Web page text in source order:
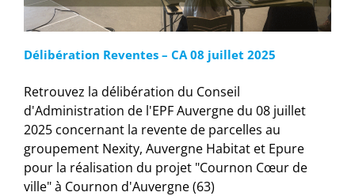
Délibération Reventes – CA 08 juillet 2025
Retrouvez la délibération du Conseil
d'Administration de l'EPF Auvergne du 08 juillet
2025 concernant la revente de parcelles au
groupement Nexity, Auvergne Habitat et Epure
pour la réalisation du projet "Cournon Cœur de
ville" à Cournon d'Auvergne (63)